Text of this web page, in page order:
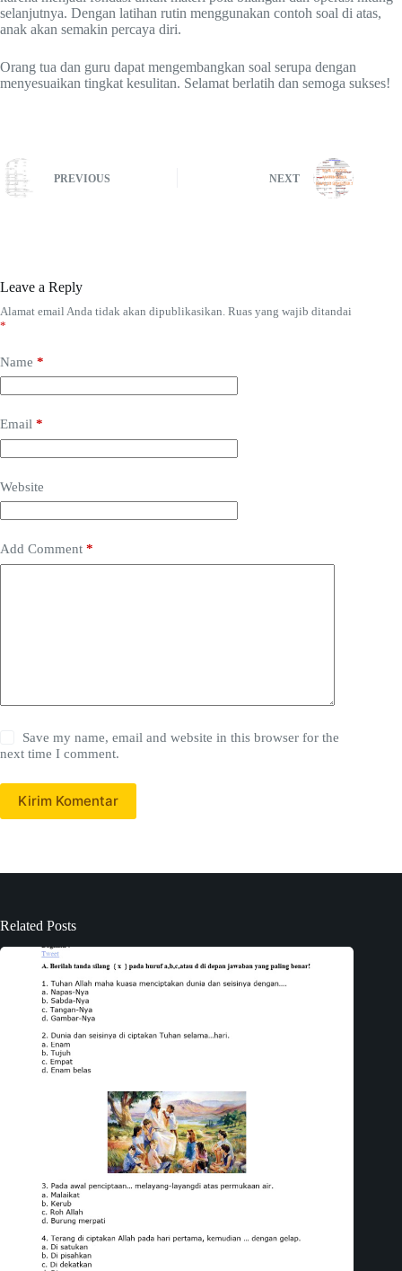
selanjutnya. Dengan latihan rutin menggunakan contoh soal di atas,
anak akan semakin percaya diri.
Orang tua dan guru dapat mengembangkan soal serupa dengan
menyesuaikan tingkat kesulitan. Selamat berlatih dan semoga sukses!
PREVIOUS NEXT
Leave a Reply
Alamat email Anda tidak akan dipublikasikan. Ruas yang wajib ditandai
*
Name *
Email *
Website
Add Comment *
Save my name, email and website in this browser for the
next time I comment.
Kirim Komentar
Related Posts